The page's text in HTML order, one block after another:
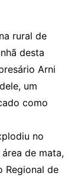
rural de
desta
Arni
um
como
no
de mata,
Regional de